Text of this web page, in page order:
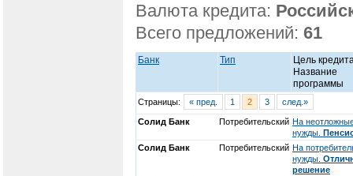
Валюта кредита:
Всего предложений: 61
Банк Тип
Цель
Название
программы
Страницы: « пред. 1 2 3 след.»
Солид Банк Потребительский На
нужды.
Солид Банк
Потребительский На
нужды.
решение